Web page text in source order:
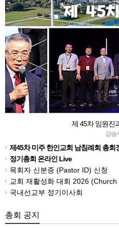
제 45차 임원진
강승
제45차 미주 한인교회 남침례회 총회
정기총회 온라인 Live
목회자 신분증 (Pastor ID) 신청
교회 재활성화 대회 2026
국내선교부 정기이사회
총회 공지